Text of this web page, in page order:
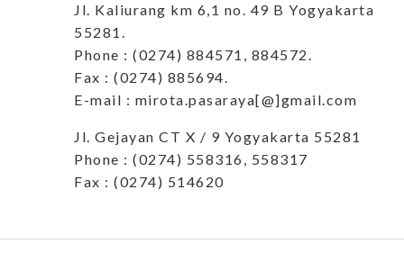
Jl. Kaliurang km 6,1 no. 49 B Yogyakarta
55281.
Phone : (0274) 884571, 884572.
Fax : (0274) 885694.
E-mail : mirota.pasaraya[@]gmail.com
Jl. Gejayan CT X / 9 Yogyakarta 55281
Phone : (0274) 558316, 558317
Fax : (0274) 514620